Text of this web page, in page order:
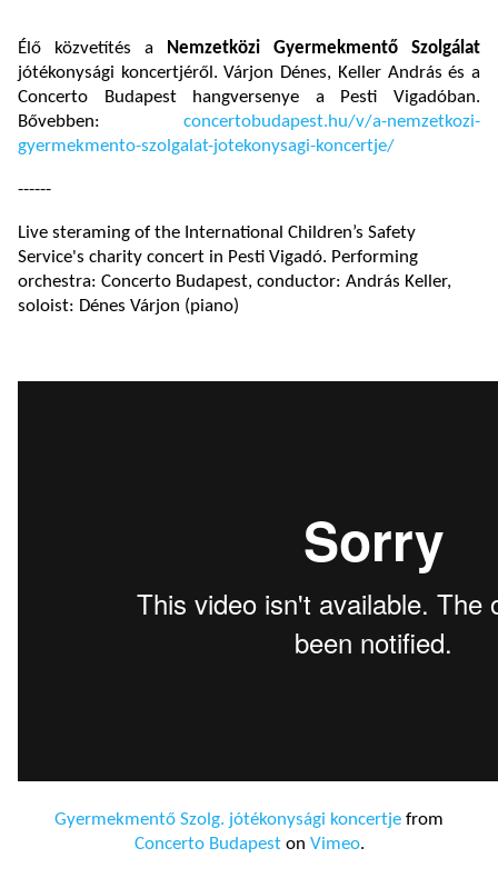
Élő közvetítés a
Nemzetközi Gyermekmentő Szolgálat
jótékonysági koncertjéről. Várjon Dénes, Keller András és a
Concerto Budapest hangversenye a Pesti Vigadóban.
Bővebben: concertobudapest.hu/v/a-nemzetkozi-
gyermekmento-szolgalat-jotekonysagi-koncertje/
------
Live steraming of the International Children’s Safety
Service's charity concert in Pesti Vigadó. Performing
orchestra: Concerto Budapest, conductor: András Keller,
soloist: Dénes Várjon (piano)
Gyermekmentő Szolg. jótékonysági koncertje from
Concerto Budapeston Vimeo.